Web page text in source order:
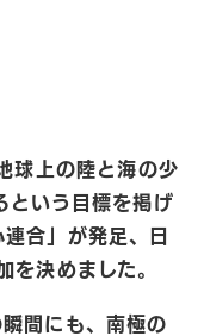
球上の陸と海の少
という目標を掲げ
合」が発足、日
を決めました。
間にも、南極の